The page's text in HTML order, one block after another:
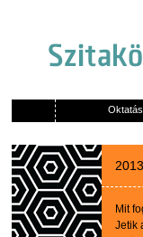
Mit
Jetik